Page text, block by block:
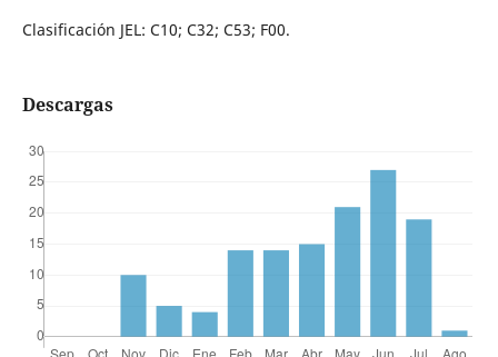
Clasificación JEL: C10; C32; C53; F00.
Descargas